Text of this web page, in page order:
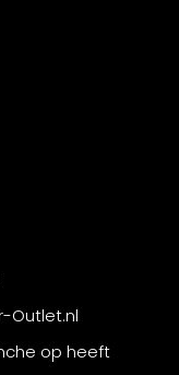
Outlet.nl
op heeft